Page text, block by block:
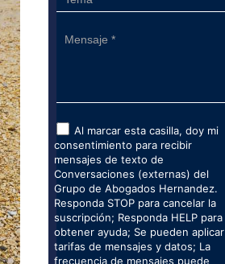
Al marcar esta casilla, doy mi
consentimiento para recibir
mensajes de texto de
Conversaciones (externas) del
Grupo de Abogados Hernandez.
Responda STOP para cancelar la
suscripción; Responda HELP para
obtener ayuda; Se pueden aplicar
tarifas de mensajes y datos; La
frecuencia de mensajes puede